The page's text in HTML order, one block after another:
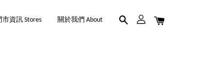
市資訊 Stores 關於我們 About